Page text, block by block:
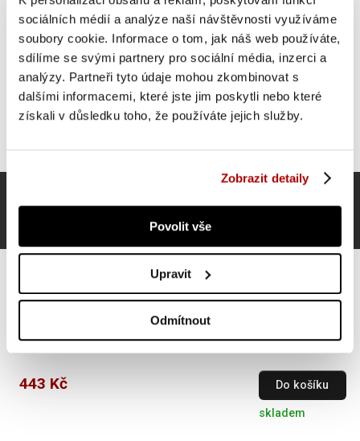
sociálních médií a analýze naší návštěvnosti využíváme
soubory cookie. Informace o tom, jak náš web používáte,
sdílíme se svými partnery pro sociální média, inzerci a
analýzy. Partneři tyto údaje mohou zkombinovat s
dalšími informacemi, které jste jim poskytli nebo které
získali v důsledku toho, že používáte jejich služby.
Zobrazit detaily
Povolit vše
Upravit
Odmítnout
Gorilla Sports gymnastický míč, 65 cm, šedý
443 Kč Do košíku
skladem